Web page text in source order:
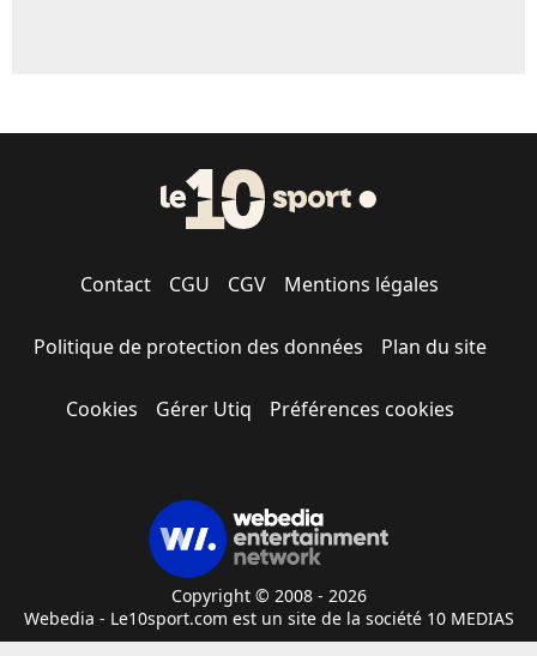
Contact CGU CGV Mentions légales
Politique de protection des données Plan du site
Cookies Gérer Utiq Préférences cookies
Copyright © 2008 - 2026
Webedia - Le10sport.com est un site de la société 10 MEDIAS